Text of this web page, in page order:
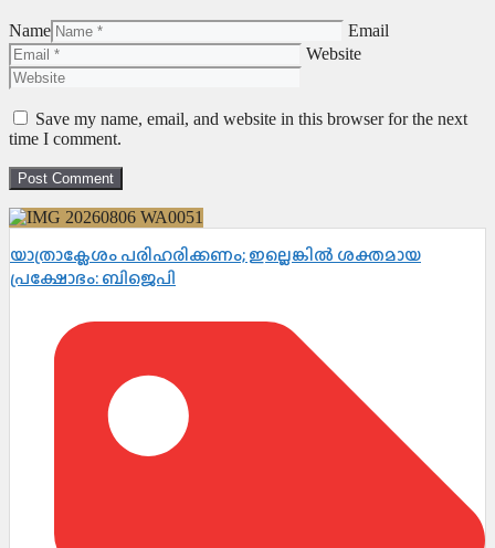
Name
Email
Website
Save my name, email, and website in this browser for the next
time I comment.
യാത്രാക്ലേശം പരിഹരിക്കണം; ഇല്ലെങ്കിൽ ശക്തമായ
പ്രക്ഷോഭം: ബിജെപി